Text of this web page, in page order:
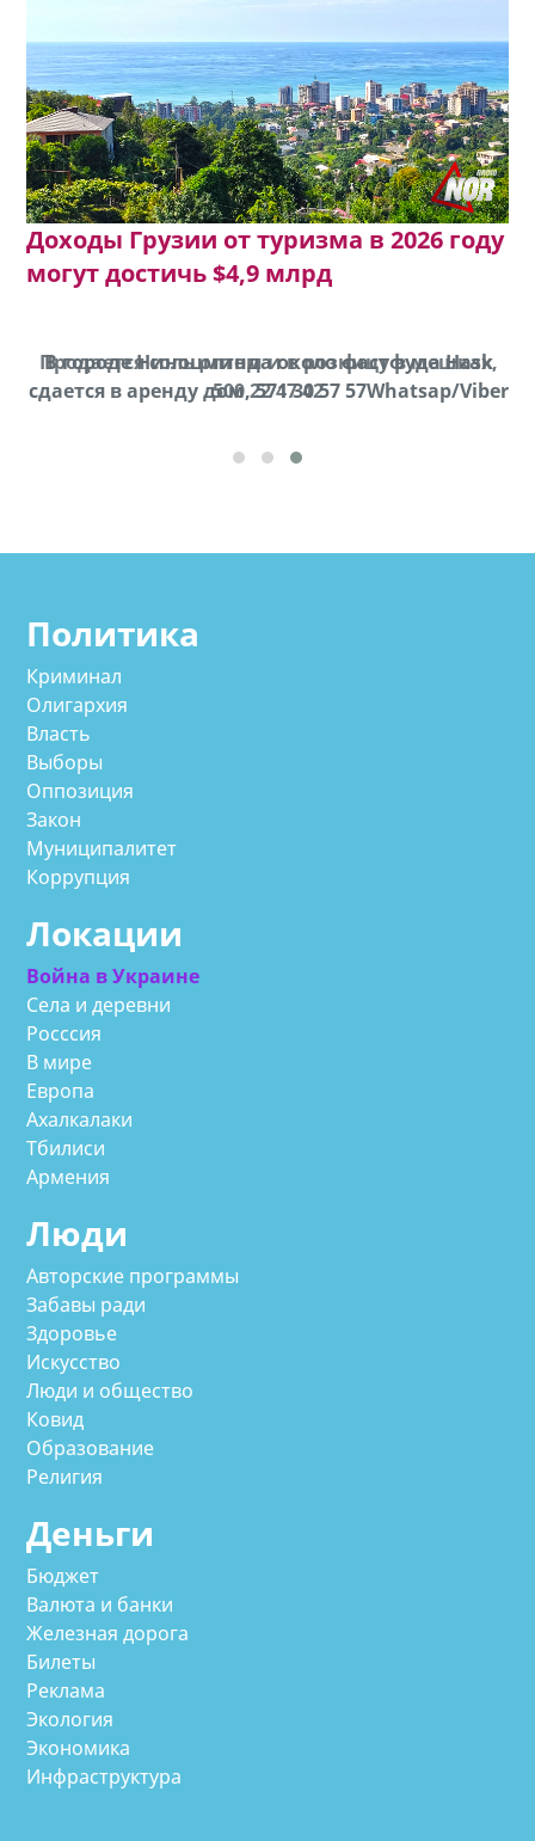
Доходы Грузии от туризма в 2026 году
могут достичь $4,9 млрд
Продается соль оптом и в розницу в мешках,
500 22 47 42
В городе Ниноцминда около фастфуда Hask
cдается в аренду дом, 571 30 57 57Whatsap/Viber
Политика
Криминал
Олигархия
Власть
Выборы
Оппозиция
Закон
Муниципалитет
Коррупция
Локации
Война в Украине
Села и деревни
Росссия
В мире
Европа
Ахалкалаки
Тбилиси
Армения
Люди
Авторские программы
Забавы ради
Здоровье
Искусство
Люди и общество
Ковид
Образование
Религия
Деньги
Бюджет
Валюта и банки
Железная дорога
Билеты
Реклама
Экология
Экономика
Инфраструктура